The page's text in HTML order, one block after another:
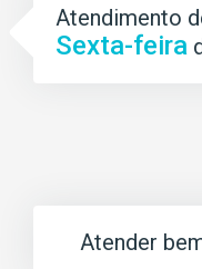
Atendimento
Sexta-feira
Atender